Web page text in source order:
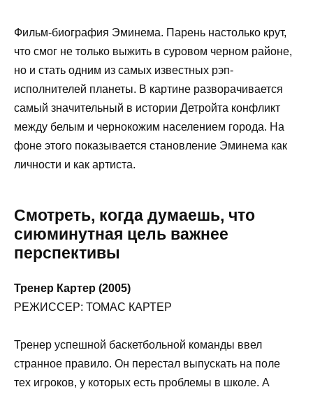
Фильм-биография Эминема. Парень настолько крут,
что смог не только выжить в суровом черном районе,
но и стать одним из самых известных рэп-
исполнителей планеты. В картине разворачивается
самый значительный в истории Детройта конфликт
между белым и чернокожим населением города. На
фоне этого показывается становление Эминема как
личности и как артиста.
Смотреть, когда думаешь, что
сиюминутная цель важнее
перспективы
Тренер Картер (2005)
РЕЖИССЕР: ТОМАС КАРТЕР
Тренер успешной баскетбольной команды ввел
странное правило. Он перестал выпускать на поле
тех игроков, у которых есть проблемы в школе. А